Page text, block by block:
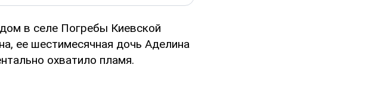
в селе Погребы Киевской
ее шестимесячная дочь Аделина
охватило пламя.